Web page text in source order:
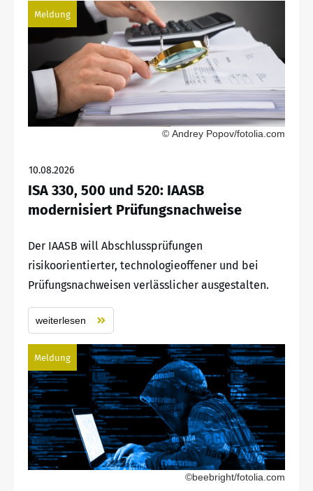
Meldung
© Andrey Popov/fotolia.com
10.08.2026
ISA 330, 500 und 520: IAASB
modernisiert Prüfungsnachweise
Der IAASB will Abschlussprüfungen
risikoorientierter, technologieoffener und bei
Prüfungsnachweisen verlässlicher ausgestalten.
weiterlesen
Meldung
©beebright/fotolia.com